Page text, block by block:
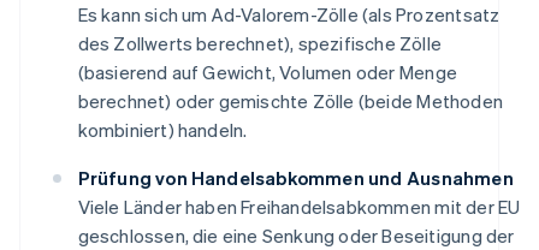
Es kann sich um Ad-Valorem-Zölle (als Prozentsatz
des Zollwerts berechnet), spezifische Zölle
(basierend auf Gewicht, Volumen oder Menge
berechnet) oder gemischte Zölle (beide Methoden
kombiniert) handeln.
Prüfung von Handelsabkommen und Ausnahmen
Viele Länder haben Freihandelsabkommen mit der EU
geschlossen, die eine Senkung oder Beseitigung der